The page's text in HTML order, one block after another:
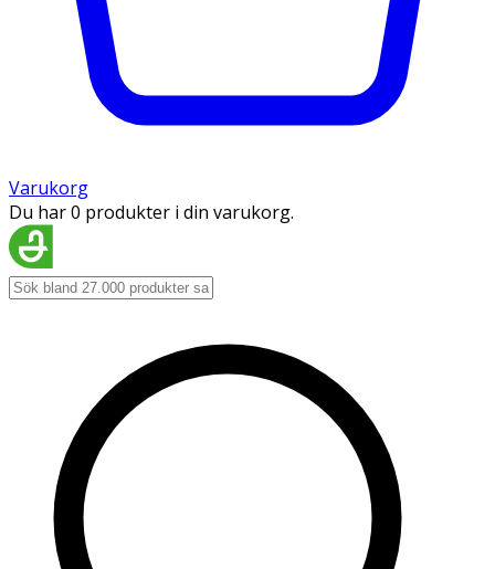
Varukorg
Du har 0 produkter i din varukorg.